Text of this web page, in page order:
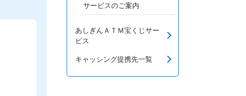
サービスのご案内
あしぎんＡＴＭ宝くじサー
ビス
キャッシング提携先一覧